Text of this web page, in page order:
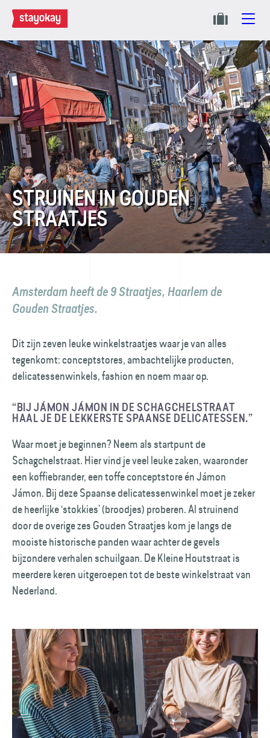
STRUINEN IN GOUDEN
STRAATJES
Amsterdam heeft de 9 Straatjes, Haarlem de
Gouden Straatjes.
Dit zijn zeven leuke winkelstraatjes waar je van alles
tegenkomt: conceptstores, ambachtelijke producten,
delicatessenwinkels, fashion en noem maar op.
“BIJ JÁMON JÁMON IN DE SCHAGCHELSTRAAT
HAAL JE DE LEKKERSTE SPAANSE DELICATESSEN.”
Waar moet je beginnen? Neem als startpunt de
Schagchelstraat. Hier vind je veel leuke zaken, waaronder
een koffiebrander, een toffe conceptstore én Jámon
Jámon. Bij deze Spaanse delicatessenwinkel moet je zeker
de heerlijke ‘stokkies’ (broodjes) proberen. Al struinend
door de overige zes Gouden Straatjes kom je langs de
mooiste historische panden waar achter de gevels
bijzondere verhalen schuilgaan. De Kleine Houtstraat is
meerdere keren uitgeroepen tot de beste winkelstraat van
Nederland.